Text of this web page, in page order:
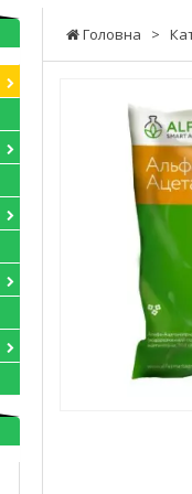
Головна >